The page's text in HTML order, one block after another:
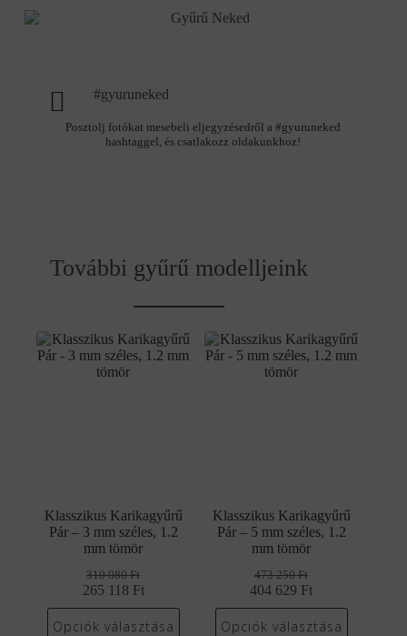
#gyuruneked
Posztolj fotókat mesebeli eljegyzésedről a #gyuruneked
hashtaggel, és csatlakozz oldakunkhoz!
További gyűrű modelljeink
Klasszikus Karikagyűrű
Pár – 3 mm széles, 1.2
mm tömör
310 080Ft
Original
price
was:
265 118 Ft
Current
price
is:
Opciók választása
Klasszikus Karikagyűrű
Pár – 5 mm széles, 1.2
mm tömör
473 250Ft
Original
price
was:
404 629 Ft
Current
price
is:
Opciók választása